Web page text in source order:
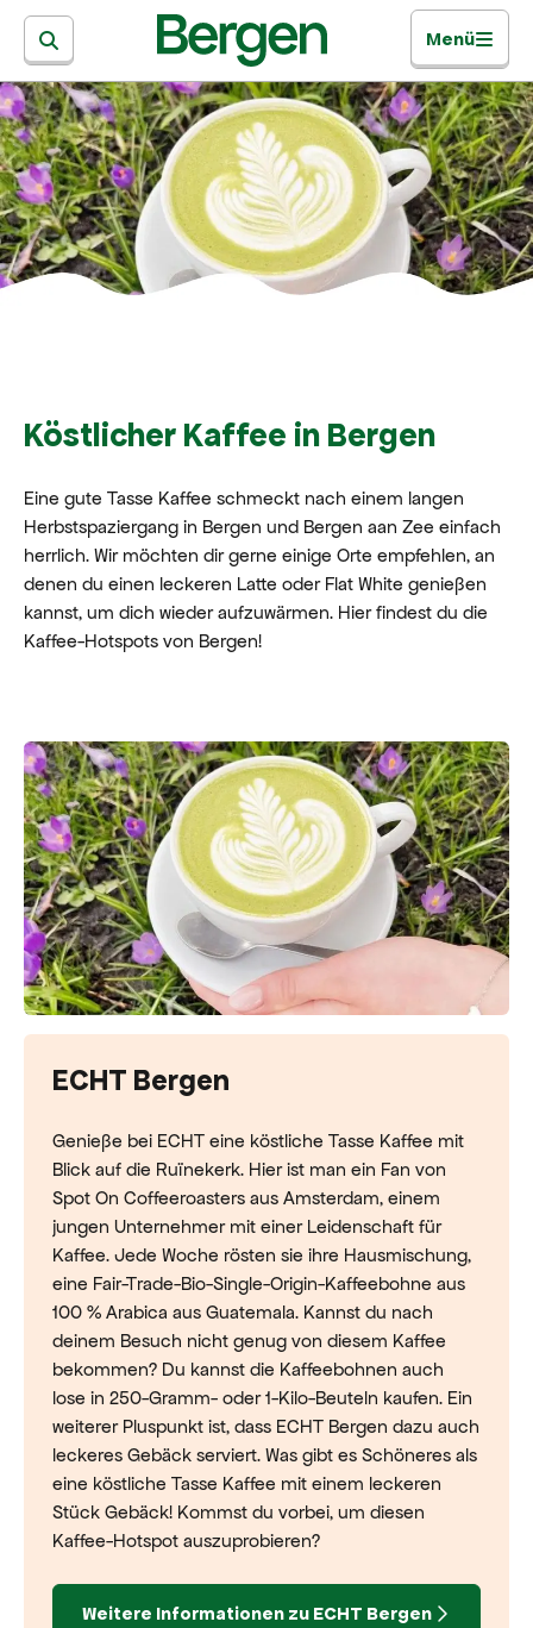
Menü
Köstlicher Kaffee in Bergen
Eine gute Tasse Kaffee schmeckt nach einem langen
Herbstspaziergang in Bergen und Bergen aan Zee einfach
herrlich. Wir möchten dir gerne einige Orte empfehlen, an
denen du einen leckeren Latte oder Flat White genießen
kannst, um dich wieder aufzuwärmen. Hier findest du die
Kaffee-Hotspots von Bergen!
ECHT Bergen
Genieße bei ECHT eine köstliche Tasse Kaffee mit
Blick auf die Ruïnekerk. Hier ist man ein Fan von
Spot On Coffeeroasters aus Amsterdam, einem
jungen Unternehmer mit einer Leidenschaft für
Kaffee. Jede Woche rösten sie ihre Hausmischung,
eine Fair-Trade-Bio-Single-Origin-Kaffeebohne aus
100 % Arabica aus Guatemala. Kannst du nach
deinem Besuch nicht genug von diesem Kaffee
bekommen? Du kannst die Kaffeebohnen auch
lose in 250-Gramm- oder 1-Kilo-Beuteln kaufen. Ein
weiterer Pluspunkt ist, dass ECHT Bergen dazu auch
leckeres Gebäck serviert. Was gibt es Schöneres als
eine köstliche Tasse Kaffee mit einem leckeren
Stück Gebäck! Kommst du vorbei, um diesen
Kaffee-Hotspot auszuprobieren?
Weitere Informationen zu ECHT Bergen